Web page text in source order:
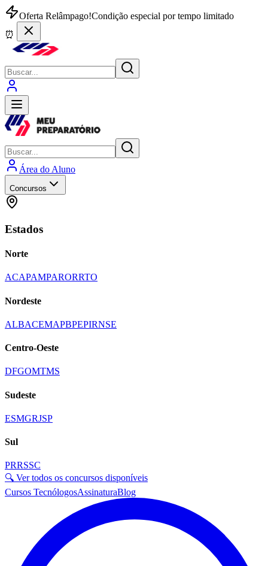
Oferta Relâmpago!Condição especial por tempo limitado
⏰
Área do Aluno
Concursos
Estados
Norte
ACAPAMPARORRTO
Nordeste
ALBACEMAPBPEPIRNSE
Centro-Oeste
DFGOMTMS
Sudeste
ESMGRJSP
Sul
PRRSSC
🔍 Ver todos os concursos disponíveis
Cursos TecnólogosAssinaturaBlog